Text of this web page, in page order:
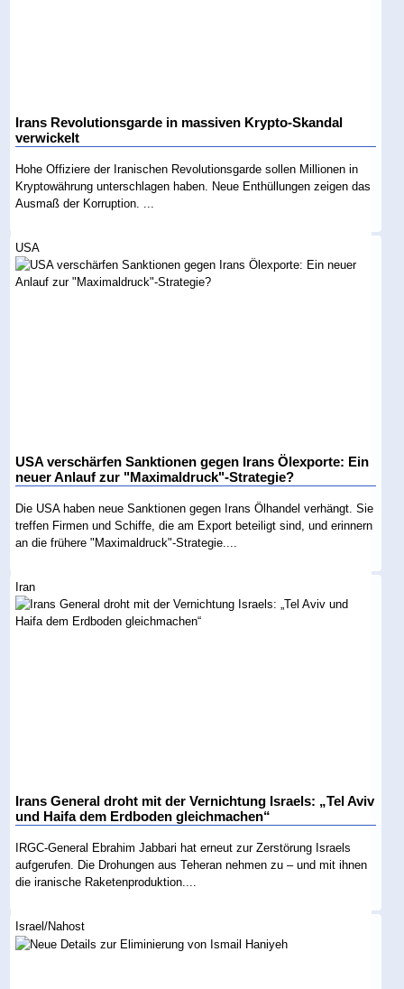
Irans Revolutionsgarde in massiven Krypto-Skandal
verwickelt
Hohe Offiziere der Iranischen Revolutionsgarde sollen Millionen in
Kryptowährung unterschlagen haben. Neue Enthüllungen zeigen das
Ausmaß der Korruption. ...
USA
USA verschärfen Sanktionen gegen Irans Ölexporte: Ein
neuer Anlauf zur "Maximaldruck"-Strategie?
Die USA haben neue Sanktionen gegen Irans Ölhandel verhängt. Sie
treffen Firmen und Schiffe, die am Export beteiligt sind, und erinnern
an die frühere "Maximaldruck"-Strategie....
Iran
Irans General droht mit der Vernichtung Israels: „Tel Aviv
und Haifa dem Erdboden gleichmachen“
IRGC-General Ebrahim Jabbari hat erneut zur Zerstörung Israels
aufgerufen. Die Drohungen aus Teheran nehmen zu – und mit ihnen
die iranische Raketenproduktion....
Israel/Nahost